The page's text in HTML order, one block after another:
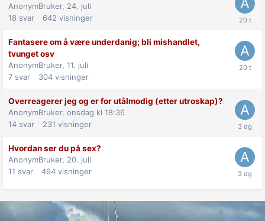
AnonymBruker, 24. juli
18 svar 642 visninger
Fantasere om å være underdanig; bli mishandlet,
tvunget osv
AnonymBruker, 11. juli
7 svar 304 visninger
Overreagerer jeg og er for utålmodig (etter utroskap)?
AnonymBruker, onsdag kl 18:36
14 svar 231 visninger
Hvordan ser du på sex?
AnonymBruker, 20. juli
11 svar 494 visninger